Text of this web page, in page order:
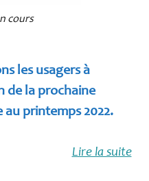
cours
les usagers à
de la prochaine
printemps 2022.
Lire la suite